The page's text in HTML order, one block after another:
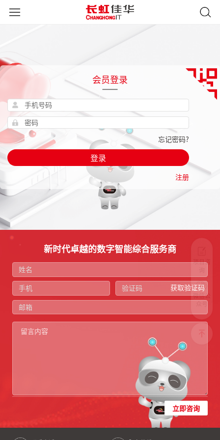
会员登录
忘记密码?
登录
注册
项目咨
微信公
众号
新时代卓越的数字智能综合服务商
获取验证码
立即咨询